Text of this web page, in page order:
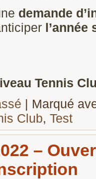
demande
l’année
Tennis
| Marqué
Club, Test
–